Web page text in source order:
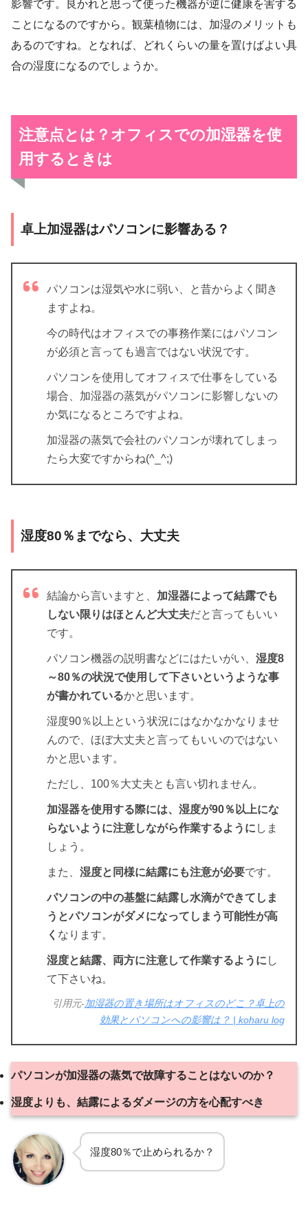
影響です。良かれと思って使った機器が逆に健康を害する
ことになるのですから。観葉植物には、加湿のメリットも
あるのですね。となれば、どれくらいの量を置けばよい具
合の湿度になるのでしょうか。
注意点とは？オフィスでの加湿器を使
用するときは
卓上加湿器はパソコンに影響ある？
パソコンは湿気や水に弱い、と昔からよく聞き
ますよね。
今の時代はオフィスでの事務作業にはパソコン
が必須と言っても過言ではない状況です。
パソコンを使用してオフィスで仕事をしている
場合、加湿器の蒸気がパソコンに影響しないの
か気になるところですよね。
加湿器の蒸気で会社のパソコンが壊れてしまっ
たら大変ですからね(^_^;)
湿度80％までなら、大丈夫
結論から言いますと、 加湿器によって結露でも
しない限りはほとんど大丈夫だと言ってもいい
です。
パソコン機器の説明書などにはたいがい、 湿度8
～80％の状況で使用して下さいというような事
が書かれているかと思います。
湿度90％以上という状況にはなかなかなりませ
んので、ほぼ大丈夫と言ってもいいのではない
かと思います。
ただし、100％大丈夫とも言い切れません。
加湿器を使用する際には、湿度が90％以上にな
らないように注意しながら作業するように しま
しょう。
また、 湿度と同様に結露にも注意が必要です。
パソコンの中の基盤に結露し水滴ができてしま
うとパソコンがダメになってしまう可能性が高
く なります。
湿度と結露、両方に注意して作業するように し
て下さいね。
引用元-加湿器の置き場所はオフィスのどこ？卓上の
効果とパソコンへの影響は？ | koharu log
パソコンが加湿器の蒸気で故障することはないのか？
湿度よりも、結露によるダメージの方を心配すべき
湿度80％で止められるか？